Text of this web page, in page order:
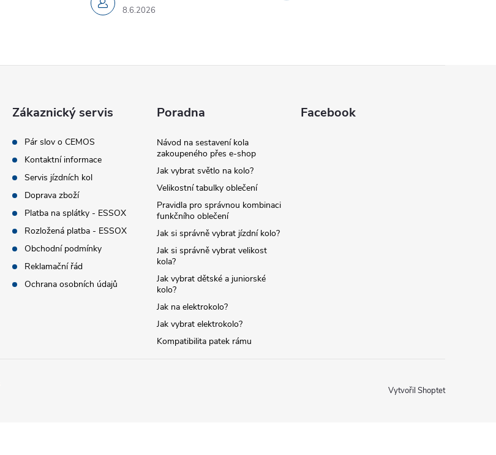
8.6.2026
Zákaznický servis
Pár slov o CEMOS
Kontaktní informace
Servis jízdních kol
Doprava zboží
Platba na splátky - ESSOX
Rozložená platba - ESSOX
Obchodní podmínky
Reklamační řád
Ochrana osobních údajů
Poradna
Návod na sestavení kola
zakoupeného přes e-shop
Jak vybrat světlo na kolo?
Velikostní tabulky oblečení
Pravidla pro správnou kombinaci
funkčního oblečení
Jak si správně vybrat jízdní kolo?
Jak si správně vybrat velikost
kola?
Jak vybrat dětské a juniorské
kolo?
Jak na elektrokolo?
Jak vybrat elektrokolo?
Kompatibilita patek rámu
Facebook
Vytvořil Shoptet